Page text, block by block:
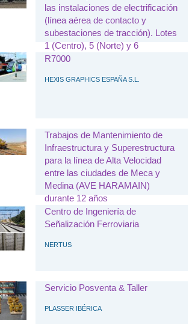
las instalaciones de electrificación
(línea aérea de contacto y
subestaciones de tracción). Lotes
1 (Centro), 5 (Norte) y 6
(Noreste).
ELECTREN, S.A.
R7000
HEXIS GRAPHICS ESPAÑA S.L.
Trabajos de Mantenimiento de
Infraestructura y Superestructura
para la línea de Alta Velocidad
entre las ciudades de Meca y
Medina (AVE HARAMAIN)
durante 12 años
Centro de Ingeniería de
Señalización Ferroviaria
NERTUS
Servicio Posventa & Taller
PLASSER IBÉRICA